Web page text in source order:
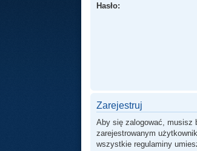
Hasło:
Zarejestruj
Aby się zalogować, musisz
zarejestrowanym
wszystkie regulaminy